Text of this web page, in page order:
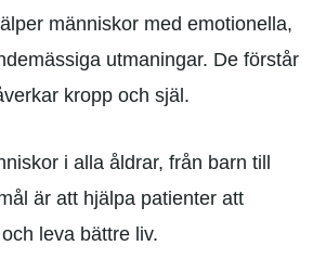
människor med emotionella,
utmaningar. De förstår
kropp och själ.
i alla åldrar, från barn till
är att hjälpa patienter att
leva bättre liv.